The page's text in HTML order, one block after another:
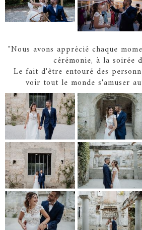
"Nous avons apprécié chaque
cérémonie, à la soirée
Le fait d'être entouré des
voir tout le monde s'amuser